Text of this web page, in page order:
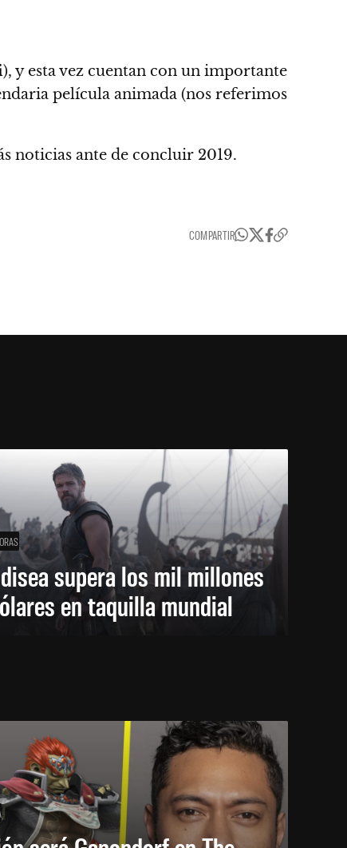
), y esta vez cuentan con un importante
película animada (nos referimos
noticias ante de concluir 2019.
COMPARTIR
supera los mil millones
en taquilla mundial